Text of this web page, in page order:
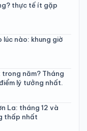
thực tế ít gặp
lúc nào: khung giờ
trong năm? Tháng
lý tưởng nhất.
La: tháng 12 và
thấp nhất